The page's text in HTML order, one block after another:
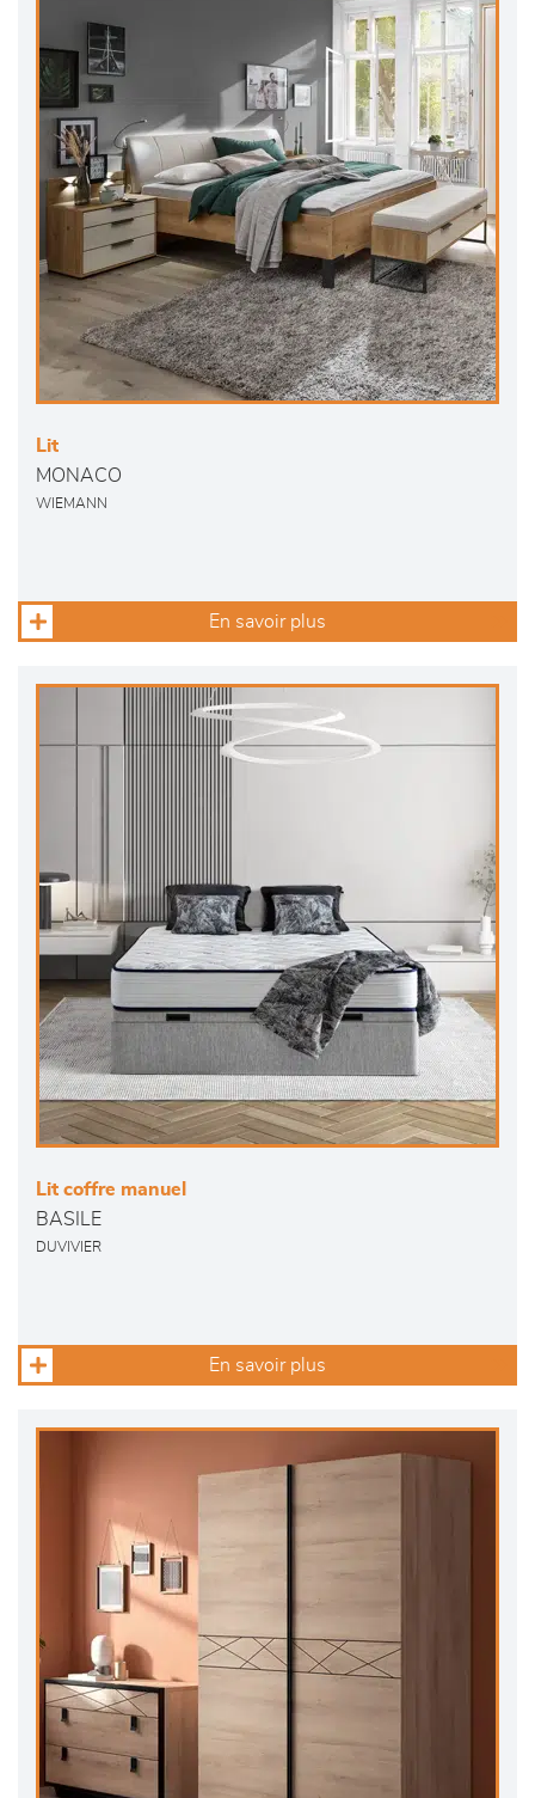
Lit
MONACO
WIEMANN
En savoir plus
Lit coffre manuel
BASILE
DUVIVIER
En savoir plus